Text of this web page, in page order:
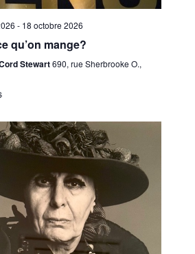
- 18 octobre 2026
qu’on mange?
Stewart690, rue Sherbrooke O.,